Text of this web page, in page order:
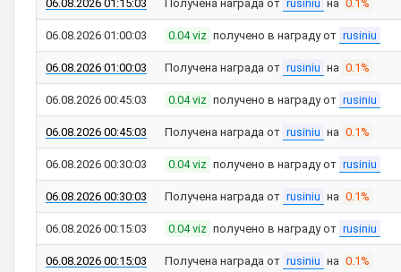
06.08.2026 01:15:03 Получена награда от rusiniu на 0.1%
06.08.2026 01:00:03 0.04 viz получено в награду от rusiniu
06.08.2026 01:00:03 Получена награда от rusiniu на 0.1%
06.08.2026 00:45:03 0.04 viz получено в награду от rusiniu
06.08.2026 00:45:03 Получена награда от rusiniu на 0.1%
06.08.2026 00:30:03 0.04 viz получено в награду от rusiniu
06.08.2026 00:30:03 Получена награда от rusiniu на 0.1%
06.08.2026 00:15:03 0.04 viz получено в награду от rusiniu
06.08.2026 00:15:03 Получена награда от rusiniu на 0.1%